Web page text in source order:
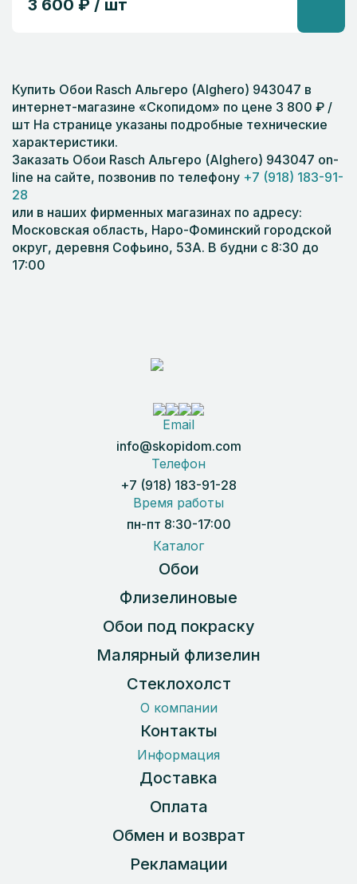
3 600 ₽ / шт
Купить Обои Rasch Альгеро (Alghero) 943047 в
интернет-магазине «Скопидом» по цене 3 800 ₽ /
шт На странице указаны подробные технические
характеристики.
Заказать Обои Rasch Альгеро (Alghero) 943047 on-
line на сайте, позвонив по телефону +7 (918) 183-91-
28
или в наших фирменных магазинах по адресу:
Московская область, Наро-Фоминский городской
округ, деревня Софьино, 53А. В будни с 8:30 до
17:00
Email
info@skopidom.com
Телефон
+7 (918) 183-91-28
Время работы
пн-пт 8:30-17:00
Каталог
Обои
Флизелиновые
Обои под покраску
Малярный флизелин
Стеклохолст
О компании
Контакты
Информация
Доставка
Оплата
Обмен и возврат
Рекламации